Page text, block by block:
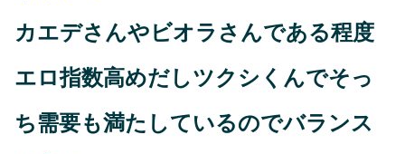
カエデさんやビオラさんである程度
エロ指数高めだしツクシくんでそっ
ち需要も満たしているのでバランス